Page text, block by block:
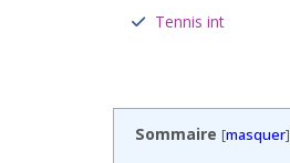
Tennis int
Sommaire [masquer]